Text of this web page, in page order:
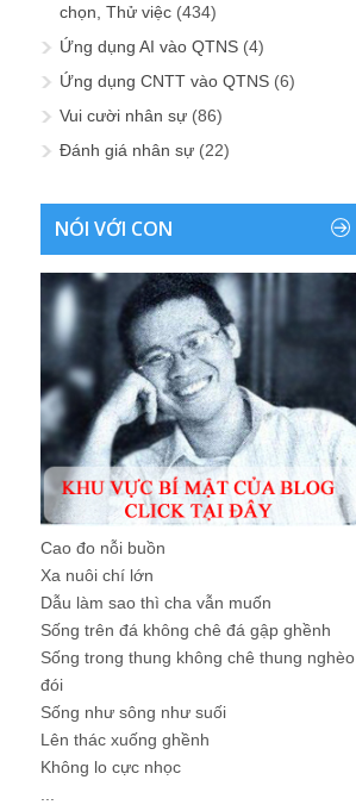
chọn, Thử việc (434)
Ứng dụng AI vào QTNS (4)
Ứng dụng CNTT vào QTNS (6)
Vui cười nhân sự (86)
Đánh giá nhân sự (22)
NÓI VỚI CON
Cao đo nỗi buồn
Xa nuôi chí lớn
Dẫu làm sao thì cha vẫn muốn
Sống trên đá không chê đá gập ghềnh
Sống trong thung không chê thung nghèo
đói
Sống như sông như suối
Lên thác xuống ghềnh
Không lo cực nhọc
...